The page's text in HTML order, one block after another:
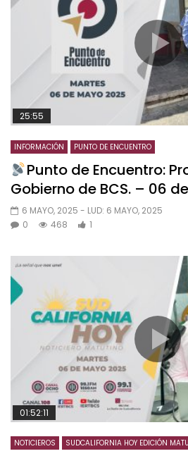
25:55
INFORMACIÓN PUNTO DE ENCUENTRO
Punto de Encuentro:
Gobierno de BCS. – 06
6 MAYO, 2025 - LUD: 6 MAYO, 2025
0
468 1
01:52:11
NOTICIEROS SUDCALIFORNIA HOY EDICIÓN